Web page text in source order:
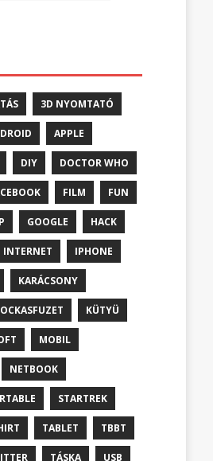
3D NYOMTATÓ
APPLE
DIY DOCTOR WHO
FILM FUN
GOOGLE HACK
INTERNET IPHONE
KARÁCSONY
KÜTYÜ
MOBIL
NETBOOK
STARTREK
TABLET TBBT
TÁSKA USB